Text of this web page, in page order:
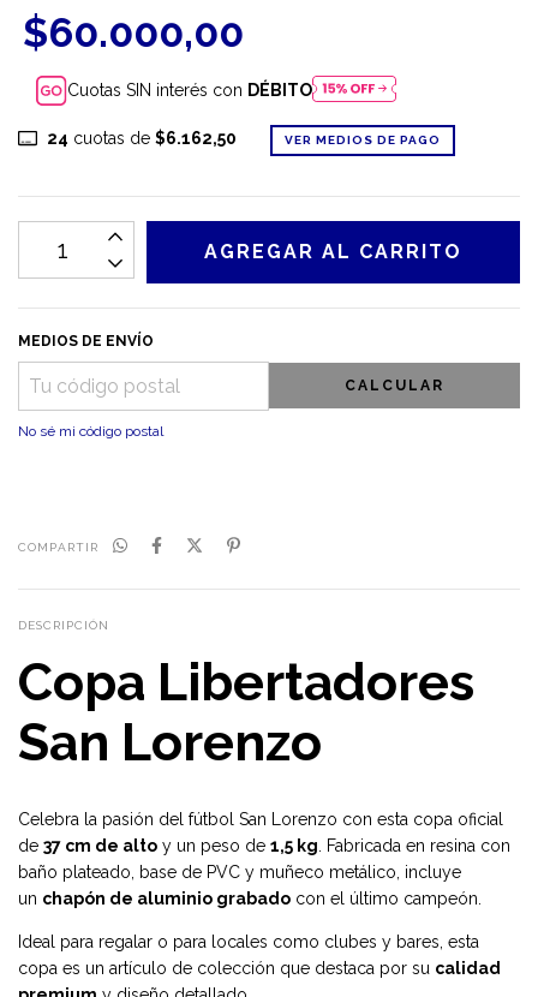
$60.000,00
Cuotas SIN interés con DÉBITO
24 cuotas de $6.162,50 VER MEDIOS DE PAGO
MEDIOS DE ENVÍO
CALCULAR
No sé mi código postal
COMPARTIR
DESCRIPCIÓN
Copa Libertadores
San Lorenzo
Celebra la pasión del fútbol San Lorenzo con esta copa oficial
de 37 cm de alto y un peso de 1,5 kg. Fabricada en resina con
baño plateado, base de PVC y muñeco metálico, incluye
un chapón de aluminio grabado con el último campeón.
Ideal para regalar o para locales como clubes y bares, esta
copa es un artículo de colección que destaca por su calidad